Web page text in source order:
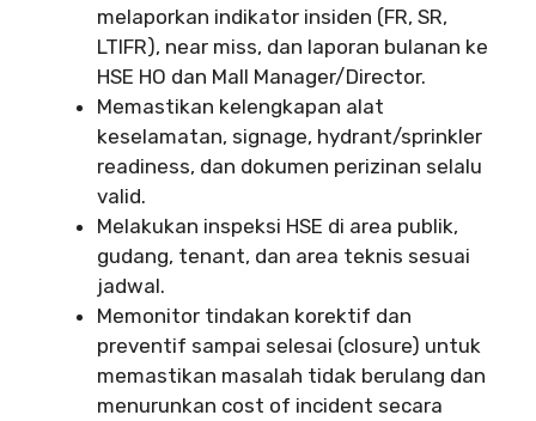
melaporkan indikator insiden (FR, SR,
LTIFR), near miss, dan laporan bulanan ke
HSE HO dan Mall Manager/Director.
Memastikan kelengkapan alat
keselamatan, signage, hydrant/sprinkler
readiness, dan dokumen perizinan selalu
valid.
Melakukan inspeksi HSE di area publik,
gudang, tenant, dan area teknis sesuai
jadwal.
Memonitor tindakan korektif dan
preventif sampai selesai (closure) untuk
memastikan masalah tidak berulang dan
menurunkan cost of incident secara